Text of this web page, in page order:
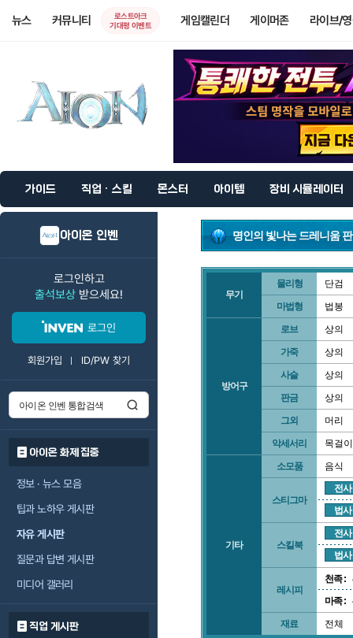
뉴스 커뮤니티
로스트아크
기대평 이벤트
게임캘린더 게이머존 라이브/
가이드 직업 · 스킬 몬스터 아이템 장비 시뮬레이터
아이온 인벤
로그인하고
출석보상 받으세요!
로그인
회원가입 ID/PW 찾기
아이온 화제 집중
정보 · 뉴스 모음
팁과 노하우 게시판
자유 게시판
질문과 답변 게시판
미디어 갤러리
직업 게시판
명인의 빛나는 드레니움
무기
물리형 단검
마법형 법봉
방어구
로브 상의
가죽 상의
사슬 상의
판금 상의
그외 머리
악세서리 목걸이
기타
소모품 음식
스티그마
전사
법사
스킬북
전사
법사
레시피
천족 :
마족 :
재료 전체